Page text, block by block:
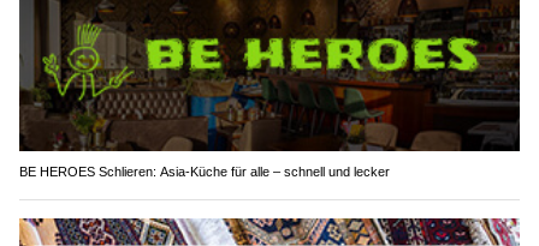
BE HEROES Schlieren: Asia-Küche für alle – schnell und lecker